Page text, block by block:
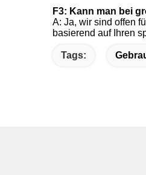
F3: Kann man bei
A: Ja, wir sind offen
basierend auf Ihren
Tags: